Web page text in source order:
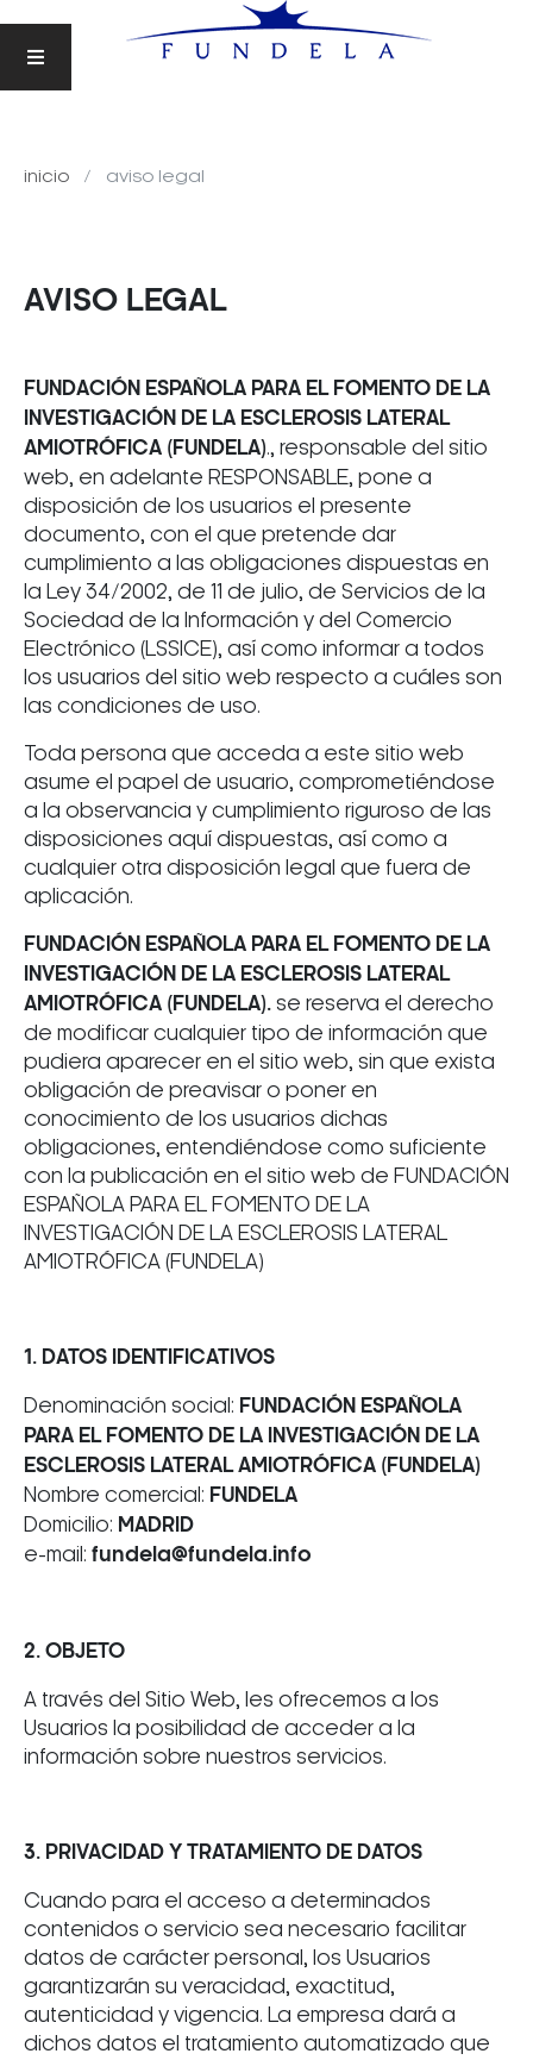
inicio aviso legal
AVISO LEGAL
FUNDACIÓN ESPAÑOLA PARA EL FOMENTO DE LA
INVESTIGACIÓN DE LA ESCLEROSIS LATERAL
AMIOTRÓFICA (FUNDELA)., responsable del sitio
web, en adelante RESPONSABLE, pone a
disposición de los usuarios el presente
documento, con el que pretende dar
cumplimiento a las obligaciones dispuestas en
la Ley 34/2002, de 11 de julio, de Servicios de la
Sociedad de la Información y del Comercio
Electrónico (LSSICE), así como informar a todos
los usuarios del sitio web respecto a cuáles son
las condiciones de uso.
Toda persona que acceda a este sitio web
asume el papel de usuario, comprometiéndose
a la observancia y cumplimiento riguroso de las
disposiciones aquí dispuestas, así como a
cualquier otra disposición legal que fuera de
aplicación.
FUNDACIÓN ESPAÑOLA PARA EL FOMENTO DE LA
INVESTIGACIÓN DE LA ESCLEROSIS LATERAL
AMIOTRÓFICA (FUNDELA). se reserva el derecho
de modificar cualquier tipo de información que
pudiera aparecer en el sitio web, sin que exista
obligación de preavisar o poner en
conocimiento de los usuarios dichas
obligaciones, entendiéndose como suficiente
con la publicación en el sitio web de FUNDACIÓN
ESPAÑOLA PARA EL FOMENTO DE LA
INVESTIGACIÓN DE LA ESCLEROSIS LATERAL
AMIOTRÓFICA (FUNDELA)
1. DATOS IDENTIFICATIVOS
Denominación social: FUNDACIÓN ESPAÑOLA
PARA EL FOMENTO DE LA INVESTIGACIÓN DE LA
ESCLEROSIS LATERAL AMIOTRÓFICA (FUNDELA)
Nombre comercial: FUNDELA
Domicilio: MADRID
e-mail: fundela@fundela.info
2. OBJETO
A través del Sitio Web, les ofrecemos a los
Usuarios la posibilidad de acceder a la
información sobre nuestros servicios.
3. PRIVACIDAD Y TRATAMIENTO DE DATOS
Cuando para el acceso a determinados
contenidos o servicio sea necesario facilitar
datos de carácter personal, los Usuarios
garantizarán su veracidad, exactitud,
autenticidad y vigencia. La empresa dará a
dichos datos el tratamiento automatizado que